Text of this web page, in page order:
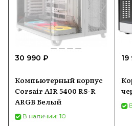
30 990 ₽
Компьютерный корпус
Corsair AIR 5400 RS-R
ARGB Белый
В наличии: 10